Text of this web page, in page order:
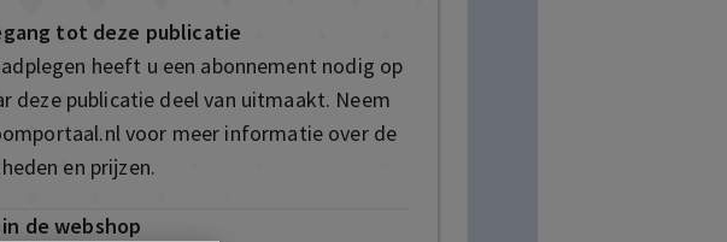
tot deze publicatie
heeft u een abonnement nodig op
deze publicatie deel van uitmaakt. Neem
voor meer informatie over de
en prijzen.
de webshop